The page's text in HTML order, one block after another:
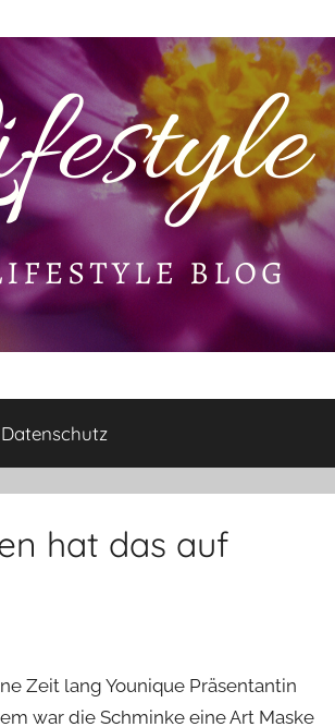
Datenschutz
hat das auf
Zeit lang Younique Präsentantin
war die Schminke eine Art Maske